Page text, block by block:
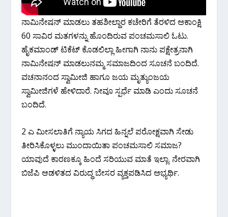
ನಾಮಿನೇಷನ್ ಮಾಡಲು ತಹಶೀಲ್ದಾರ ಕಚೇರಿಗೆ ತೆರಳಿದ ಅಕಾಂಕ್ಷಿ
60 ಸಾವಿರ ಮತಗಳನ್ನು ಹೊಂದಿರುವ ಪಂಚಮಸಾಲಿ ಓಟು.
ಹೈಕಮಾಂಡ್ ಟಿಕೆಟ್ ಕೊಡಲಿಲ್ಲಾ ಹೀಗಾಗಿ ನಾನು ಪಕ್ಷೇತ್ರನಾಗಿ
ನಾಮಿನೇಷನ್ ಮಾಡಲುನಮ್ಮ ಸಮಾಜದಿಂದ ಸೂಚನೆ ಬಂದಿದೆ.
ವಚನಾನಂದ ಸ್ವಾಮೀಜಿ ಹಾಗೂ ಜಯ ಮೃತ್ಯುಂಜಯ
ಸ್ವಾಮೀಜಿಗಳೆ ಹೇಳಿದಾರೆ. ನೀವೂ ಸ್ಪರ್ಧೆ ಮಾಡಿ ಎಂದು ಸೂಚನೆ
ಬಂದಿದೆ.
2 ಎ ಮೀಸಲಾತಿಗೆ ನ್ಯಾಯ ಸಿಗದ ಹಿನ್ನಲೆ ಪರೋಕ್ಷವಾಗಿ ಸೇಡು
ತೀರಿಸಿಕೊಳ್ಳಲು ಮುಂದಾಯಿತಾ ಪಂಚಮಸಾಲಿ ಸಮಾಜ?
ಯಾವುದೆ ಕಾರಣಕ್ಕೂ ಹಿಂದೆ ಸರಿಯುವ ಮಾತೆ ಇಲ್ಲಾ. ನೇರವಾಗಿ
ಬಿಜೆಪಿ ಆಡಳಿತದ ವಿರುದ್ಧ ಬೇಸರ ವ್ಯಕ್ತಪಡಿಸಿದ ಅಭ್ಯರ್ಥಿ.